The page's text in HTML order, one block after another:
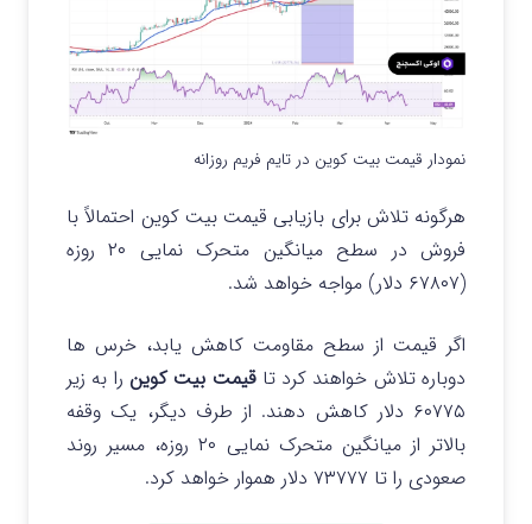
نمودار قیمت بیت کوین در تایم فریم روزانه
هرگونه تلاش برای بازیابی قیمت بیت کوین احتمالاً با
فروش در سطح میانگین متحرک نمایی ۲۰ روزه
(۶۷۸۰۷ دلار) مواجه خواهد شد.
اگر قیمت از سطح مقاومت کاهش یابد، خرس‌ ها
دوباره تلاش خواهند کرد تاقیمت بیت کوین را به زیر
۶۰۷۷۵ دلار کاهش دهند. از طرف دیگر، یک وقفه
بالاتر از میانگین متحرک نمایی ۲۰ روزه، مسیر روند
صعودی را تا ۷۳۷۷۷ دلار هموار خواهد کرد.